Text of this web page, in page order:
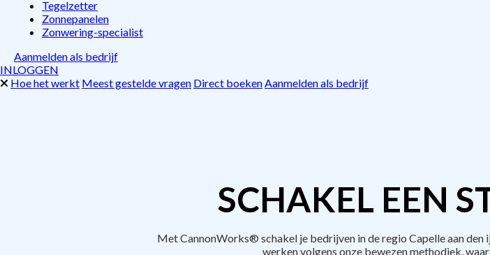
Tegelzetter
Zonnepanelen
Zonwering-specialist
Aanmelden als bedrijf
INLOGGEN
Hoe het werkt Meest gestelde vragen Direct boekenAanmelden als bedrijf
SCHAKEL EEN
Met CannonWorks® schakel je bedrijven in de regio Capelle aan
werken volgens onze bewezen methodiek,